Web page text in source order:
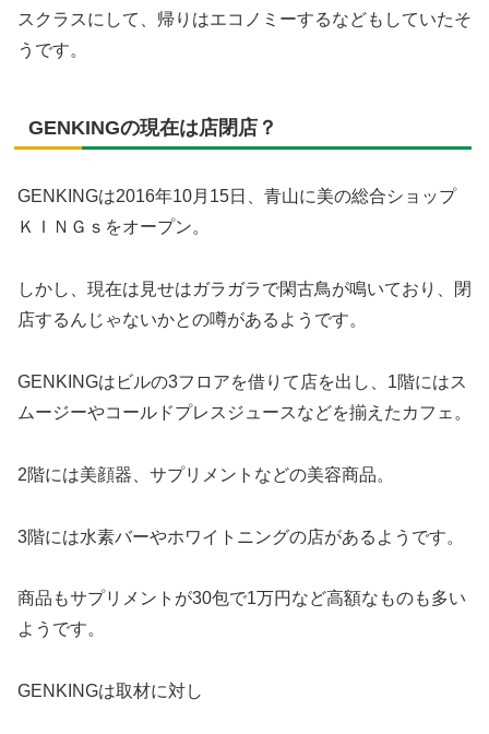
スクラスにして、帰りはエコノミーするなどもしていたそ
うです。
GENKINGの現在は店閉店？
GENKINGは2016年10月15日、青山に美の総合ショップ
ＫＩＮＧｓをオープン。
しかし、現在は見せはガラガラで閑古鳥が鳴いており、閉
店するんじゃないかとの噂があるようです。
GENKINGはビルの3フロアを借りて店を出し、1階にはス
ムージーやコールドプレスジュースなどを揃えたカフェ。
2階には美顔器、サプリメントなどの美容商品。
3階には水素バーやホワイトニングの店があるようです。
商品もサプリメントが30包で1万円など高額なものも多い
ようです。
GENKINGは取材に対し